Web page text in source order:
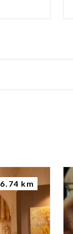
6.74 km